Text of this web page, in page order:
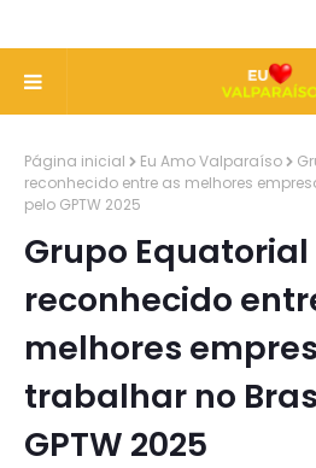
Página inicial Eu Amo Valparaíso
reconhecido entre as melhores
pelo GPTW 2025
Grupo Equatorial
reconhecido
melhores
trabalhar no
GPTW 2025